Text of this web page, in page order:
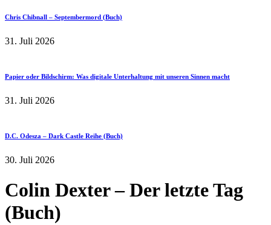
Chris Chibnall – Septembermord (Buch)
31. Juli 2026
Papier oder Bildschirm: Was digitale Unterhaltung mit unseren Sinnen macht
31. Juli 2026
D.C. Odesza – Dark Castle Reihe (Buch)
30. Juli 2026
Colin Dexter – Der letzte Tag
(Buch)